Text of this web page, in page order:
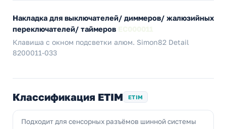
Накладка для выключателей/ диммеров/ жалюзийных
переключателей/ таймеров
Клавиша с окном подсветки алюм. Simon82 Detail
8200011-033
Классификация ETIM ETIM
Подходит для сенсорных разъёмов шинной системы